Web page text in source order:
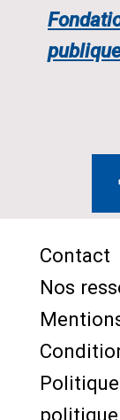
Pied
de
Contact
Nos